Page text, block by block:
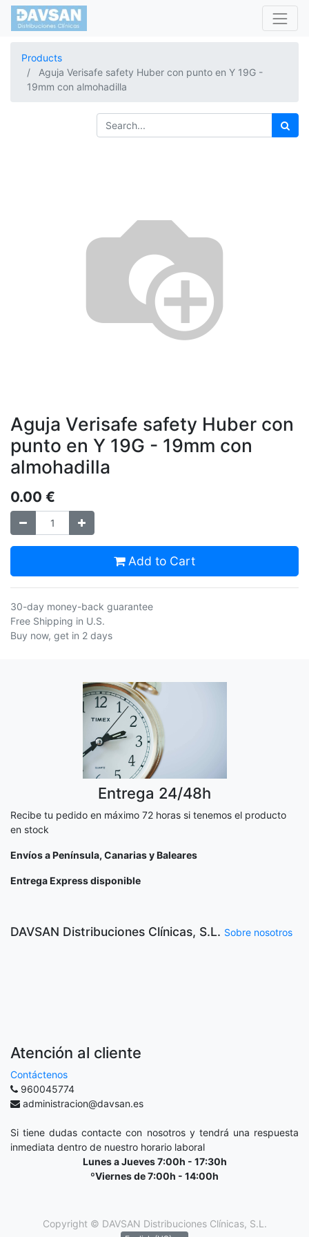
Products
Aguja Verisafe safety Huber con punto en Y 19G -
19mm con almohadilla
Aguja Verisafe safety Huber con
punto en Y 19G - 19mm con
almohadilla
0.00 €
Add to Cart
30-day money-back guarantee
Free Shipping in U.S.
Buy now, get in 2 days
Entrega 24/48h
Recibe tu pedido en máximo 72 horas si tenemos el producto
en stock
Envíos a Península, Canarias y Baleares
Entrega Express disponible
DAVSAN Distribuciones Clínicas, S.L. Sobre nosotros
Atención al cliente
Contáctenos
960045774
administracion@davsan.es
Si tiene dudas contacte con nosotros y tendrá una respuesta
inmediata dentro de nuestro horario laboral
Lunes a Jueves 7:00h - 17:30h
ºViernes de 7:00h - 14:00h
Copyright © DAVSAN Distribuciones Clínicas, S.L.